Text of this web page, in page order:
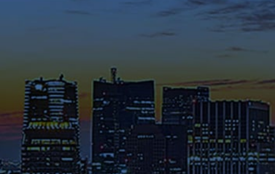
これまでに様々なメディアで紹
介された在学生や修了生の声、
さらには教員のメッセージ等を
ご覧ください。
募集要項